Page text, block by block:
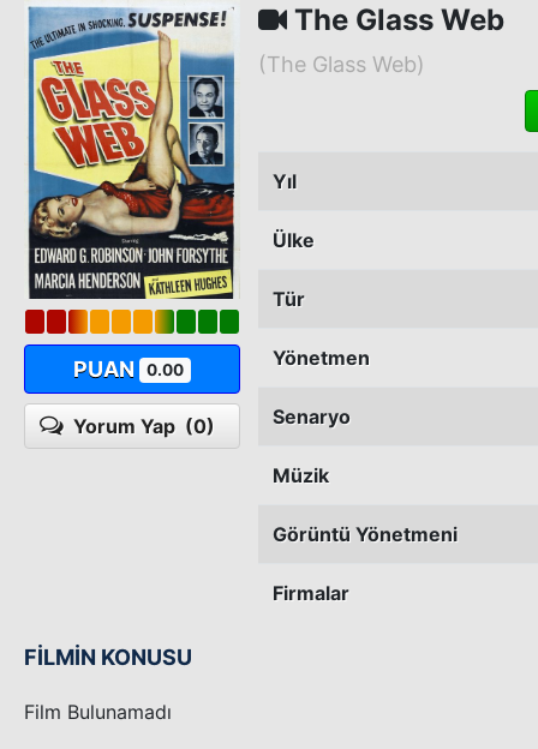
PUAN 0.00
Yorum Yap (0)
The Glass Web
(The Glass Web)
Yıl
Ülke
Tür
Yönetmen
Senaryo
Müzik
Görüntü Yönetmeni
Firmalar
FİLMİN KONUSU
Film Bulunamadı